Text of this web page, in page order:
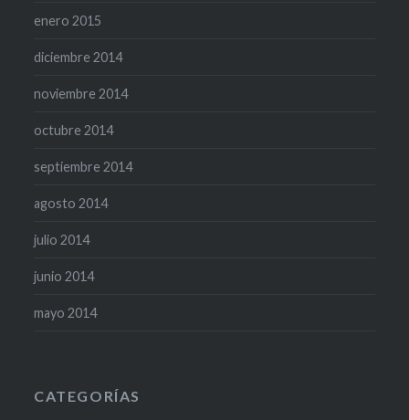
enero 2015
diciembre 2014
noviembre 2014
octubre 2014
septiembre 2014
agosto 2014
julio 2014
junio 2014
mayo 2014
CATEGORÍAS